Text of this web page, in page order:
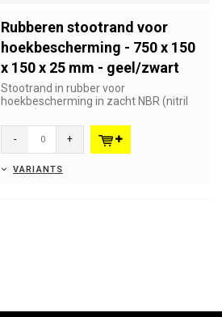
Rubberen stootrand voor
hoekbescherming - 750 x 150
x 150 x 25 mm - geel/zwart
Stootrand in rubber voor
hoekbescherming in zacht NBR (nitril
voo...
- +
VARIANTS